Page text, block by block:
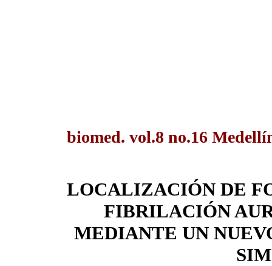
biomed. vol.8 no.16
LOCALIZACIÓN DE
FIBRILACIÓN
MEDIANTE UN